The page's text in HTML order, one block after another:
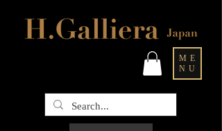
ME
NU